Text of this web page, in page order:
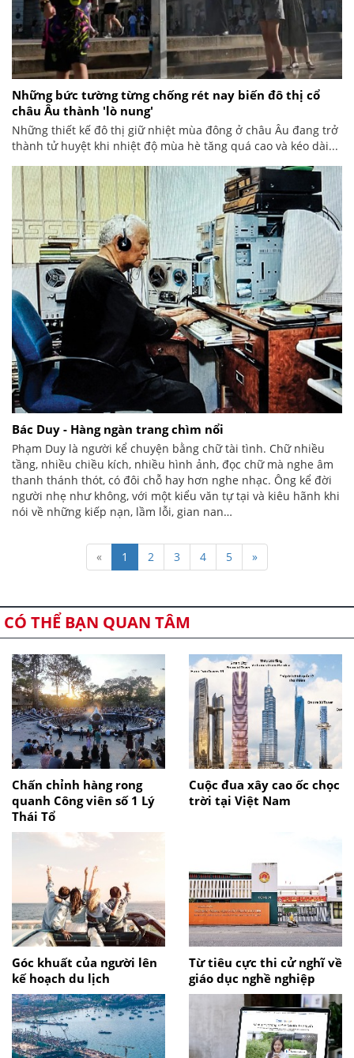
Những bức tường từng chống rét nay biến đô thị cổ
châu Âu thành 'lò nung'
Những thiết kế đô thị giữ nhiệt mùa đông ở châu Âu đang trở
thành tử huyệt khi nhiệt độ mùa hè tăng quá cao và kéo dài...
Bác Duy - Hàng ngàn trang chìm nổi
Phạm Duy là người kể chuyện bằng chữ tài tình. Chữ nhiều
tầng, nhiều chiều kích, nhiều hình ảnh, đọc chữ mà nghe âm
thanh thánh thót, có đôi chỗ hay hơn nghe nhạc. Ông kể đời
người nhẹ như không, với một kiểu văn tự tại và kiêu hãnh khi
nói về những kiếp nạn, lầm lỗi, gian nan…
« 1 2 3 4 5 »
CÓ THỂ BẠN QUAN TÂM
Chấn chỉnh hàng rong
quanh Công viên số 1 Lý
Thái Tổ
Cuộc đua xây cao ốc chọc
trời tại Việt Nam
Góc khuất của người lên
kế hoạch du lịch
Từ tiêu cực thi cử nghĩ về
giáo dục nghề nghiệp